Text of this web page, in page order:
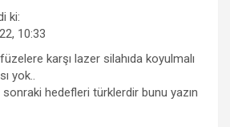
ki:
10:33
karşı lazer silahıda koyulmalı
yok..
sonraki hedefleri türklerdir bunu yazın